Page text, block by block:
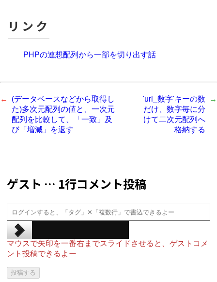
リンク
PHPの連想配列から一部を切り出す話
(データベースなどから取得し
た)多次元配列の値と、一次元
配列を比較して、「一致」及
び「増減」を返す
'url_数字'キーの数
だけ、数字毎に分
けて二次元配列へ
格納する
ゲスト … 1行コメント投稿
マウスで矢印を一番右までスライドさせると、ゲストコメ
ント投稿できるよー